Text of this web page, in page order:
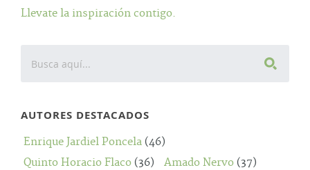
Llevate la inspiración contigo.
AUTORES DESTACADOS
Enrique Jardiel Poncela (46)
Quinto Horacio Flaco (36) Amado Nervo (37)